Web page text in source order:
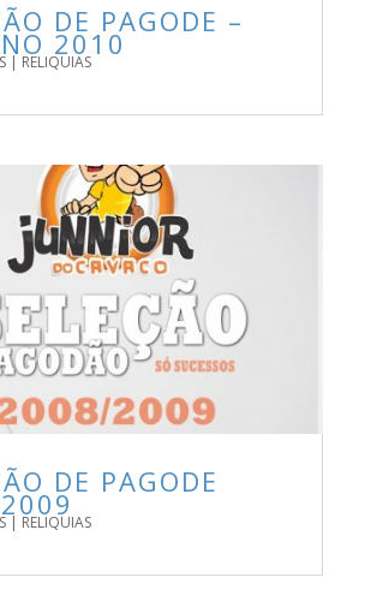
DE PAGODE –
2010
| RELIQUIAS
DE PAGODE
| RELIQUIAS